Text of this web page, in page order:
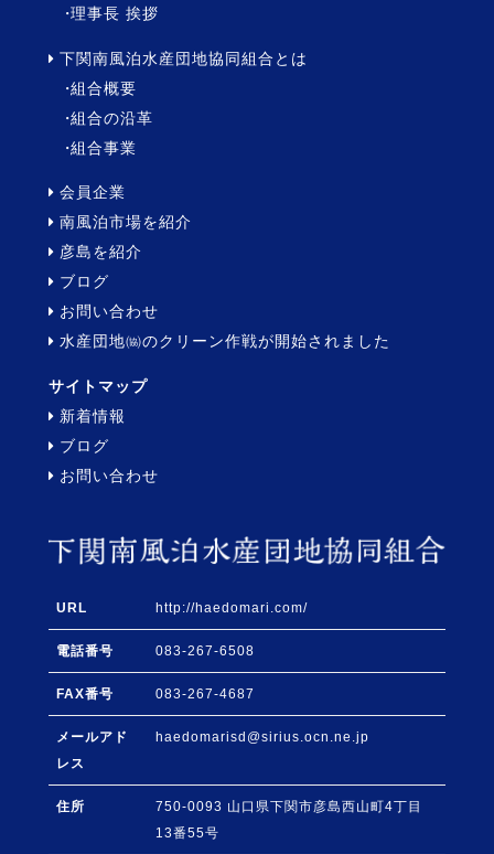
理事長 挨拶
下関南風泊水産団地協同組合とは
組合概要
組合の沿革
組合事業
会員企業
南風泊市場を紹介
彦島を紹介
ブログ
お問い合わせ
水産団地㈿のクリーン作戦が開始されました
サイトマップ
新着情報
ブログ
お問い合わせ
URL http://haedomari.com/
電話番号 083-267-6508
FAX番号 083-267-4687
メールアド
レス
haedomarisd@sirius.ocn.ne.jp
住所 750-0093 山口県下関市彦島西山町4丁目
13番55号